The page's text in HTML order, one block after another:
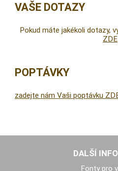
VAŠE DOTAZY
Pokud máte jakékoli dotazy,
ZDE
POPTÁVKY
zadejte nám Vaši poptávku
DALŠÍ
Fonty pro